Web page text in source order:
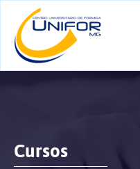
Cursos